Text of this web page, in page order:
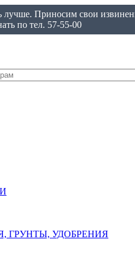
лучше. Приносим свои
по тел. 57-55-00
ГРУНТЫ, УДОБРЕНИЯ